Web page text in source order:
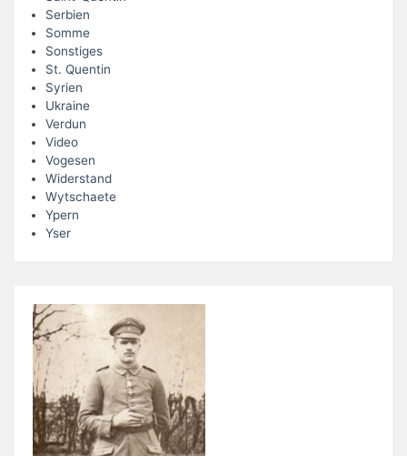
Serbien
Somme
Sonstiges
St. Quentin
Syrien
Ukraine
Verdun
Video
Vogesen
Widerstand
Wytschaete
Ypern
Yser